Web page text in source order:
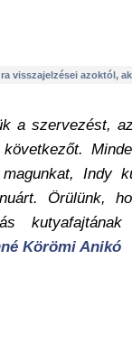
visszajelzései azoktól,
a szervezést,
Indy
Örülünk,
Körömi Anikó